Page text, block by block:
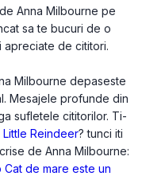
Anna Milbourne pe
sa te bucuri de o
de cititori.
Milbourne depaseste
Mesajele profunde din
sufletele cititorilor. Ti-
Reindeer? tunci iti
de Anna Milbourne:
Cat de mare este un